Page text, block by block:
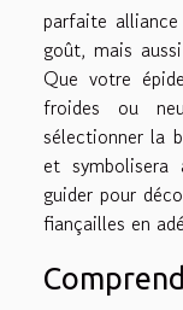
parfaite
goût, mais
Que votre
froides ou
sélectionner la
et symbolisera
guider pour
fiançailles en